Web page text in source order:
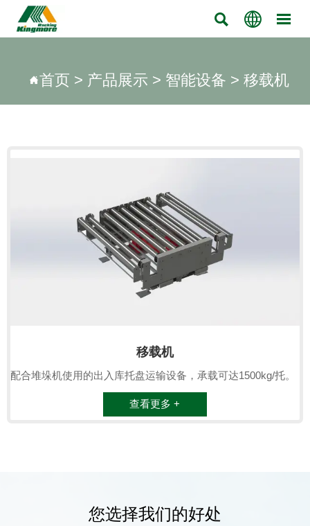
  
首页 > 产品展示 > 智能设备 > 移载机
移载机
配合堆垛机使用的出入库托盘运输设备，承载可达1500kg/托。
查看更多 +
您选择我们的好处